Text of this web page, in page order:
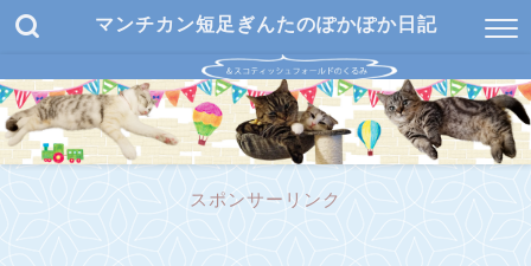
マンチカン短足ぎんたのぽかぽか日記
スポンサーリンク